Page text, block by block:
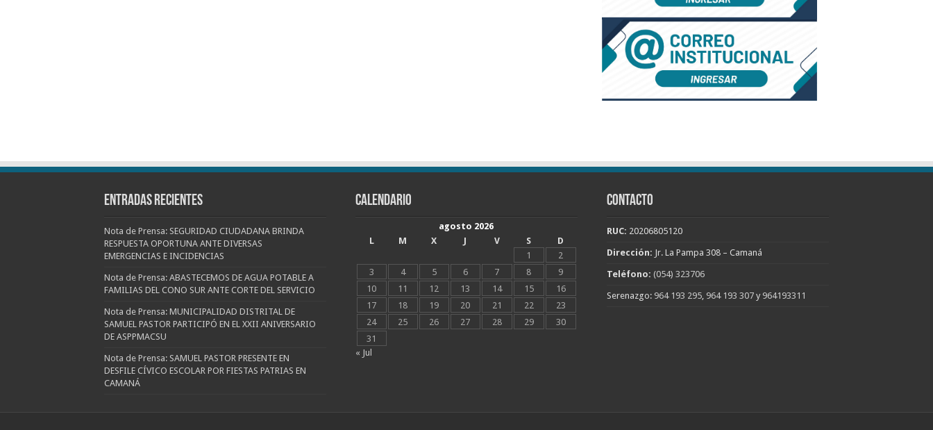
Entradas recientes
Nota de Prensa: SEGURIDAD CIUDADANA BRINDA
RESPUESTA OPORTUNA ANTE DIVERSAS
EMERGENCIAS E INCIDENCIAS
Nota de Prensa: ABASTECEMOS DE AGUA POTABLE A
FAMILIAS DEL CONO SUR ANTE CORTE DEL SERVICIO
Nota de Prensa: MUNICIPALIDAD DISTRITAL DE
SAMUEL PASTOR PARTICIPÓ EN EL XXII ANIVERSARIO
DE ASPPMACSU
Nota de Prensa: SAMUEL PASTOR PRESENTE EN
DESFILE CÍVICO ESCOLAR POR FIESTAS PATRIAS EN
CAMANÁ
CALENDARIO
agosto 2026
L
M X J V S
D
1
2
3
4 5 6 7 8
9
10
11 12 13 14 15
16
17
18 19 20 21 22
23
24
25 26 27 28 29
30
31
« Jul
CONTACTO
RUC: 20206805120
Dirección: Jr. La Pampa 308 – Camaná
Teléfono: (054) 323706
Serenazgo: 964 193 295 964 193 307 y 964193311